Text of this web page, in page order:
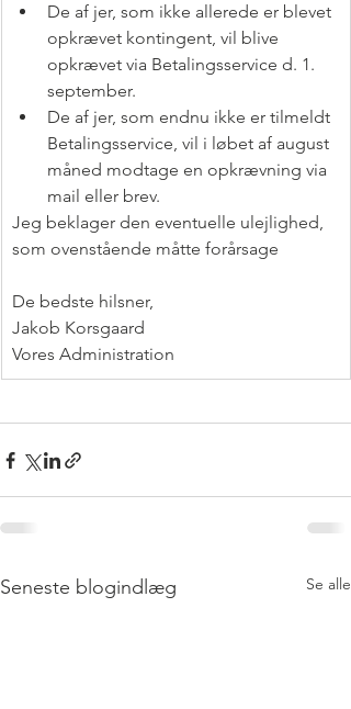
De af jer, som ikke allerede er blevet
opkrævet kontingent, vil blive
opkrævet via Betalingsservice d. 1.
september.
De af jer, som endnu ikke er tilmeldt
Betalingsservice, vil i løbet af august
måned modtage en opkrævning via
mail eller brev.
Jeg beklager den eventuelle ulejlighed,
som ovenstående måtte forårsage
De bedste hilsner,
Jakob Korsgaard
Vores Administration
Seneste blogindlæg Se alle